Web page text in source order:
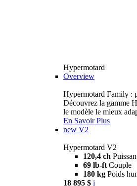
Hypermotard
Overview
Hypermotard Family :
Découvrez la gamme
le modèle le mieux
En Savoir Plus
new V2
Hypermotard V2
120,4 ch
69 lb-ft Couple
180 kg Poids
18 895 $ i